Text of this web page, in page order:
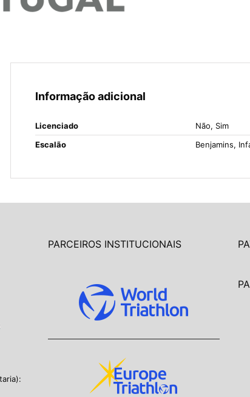
Informação adicional
Licenciado
Não, Sim
Escalão
Benjamins,
PARCEIROS INSTITUCIONAIS